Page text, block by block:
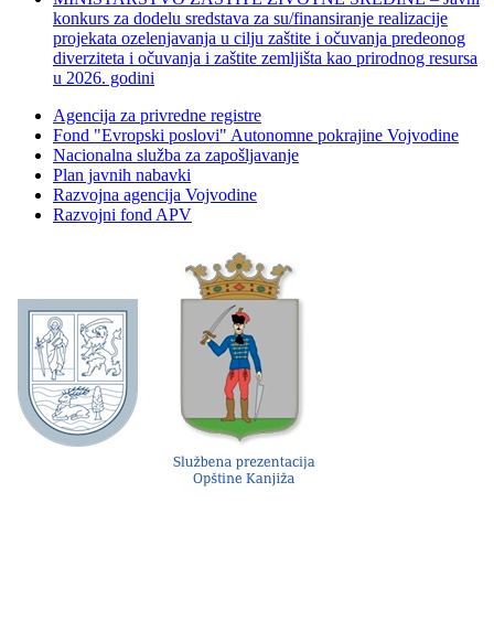
konkurs za dodelu sredstava za su/finansiranje realizacije
projekata ozelenjavanja u cilju zaštite i očuvanja predeonog
diverziteta i očuvanja i zaštite zemljišta kao prirodnog resursa
u 2026. godini
Agencija za privredne registre
Fond "Evropski poslovi" Autonomne pokrajine Vojvodine
Nacionalna služba za zapošljavanje
Plan javnih nabavki
Razvojna agencija Vojvodine
Razvojni fond APV